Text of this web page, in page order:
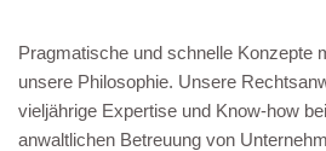
Pragmatische und schnelle Konzepte
unsere Philosophie. Unsere
vieljährige Expertise und Know-how
anwaltlichen Betreuung von